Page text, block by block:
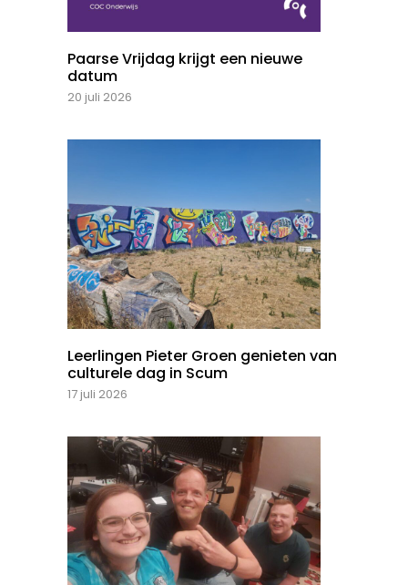
Paarse Vrijdag krijgt een nieuwe
datum
20 juli 2026
Leerlingen Pieter Groen genieten van
culturele dag in Scum
17 juli 2026